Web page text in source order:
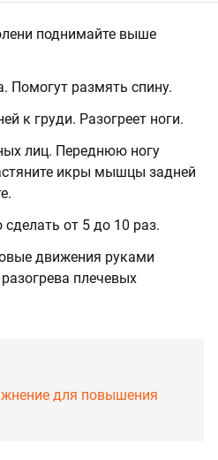
поднимайте выше
Помогут размять спину.
к груди. Разогреет ноги.
лиц. Переднюю ногу
икры мышцы задней
от 5 до 10 раз.
движения руками
плечевых
для повышения